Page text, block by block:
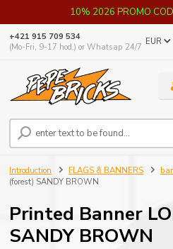
10% 2026 PROMO
EUR
+421 915 709 534
(Mo-Fri, 9-17 hod.) or Whatsap 24/7
Introduction FLAGS & BANNERS
(forest) SANDY BROWN
Printed Banner
SANDY BROWN